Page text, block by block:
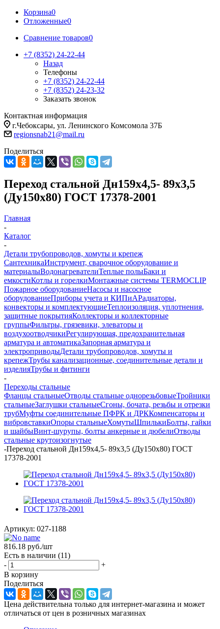
Корзина0
Отложенные0
Сравнение товаров0
+7 (8352) 24-22-44
Назад
Телефоны
+7 (8352) 24-22-44
+7 (8352) 24-23-32
Заказать звонок
Контактная информация
г.Чебоксары, ул. Ленинского Комсомола 37Б
regionsnab21@mail.ru
Поделиться
Переход стальной Дн159х4,5- 89х3,5
(Ду150х80) ГОСТ 17378-2001
Главная
-
Каталог
-
Детали трубопроводов, хомуты и крепеж
СантехникаИнструмент, сварочное оборудование и
материалыВодонагревателиТеплые полыБаки и
емкостиКотлы и горелкиМонтажные системы TERMOCLIP
Пожарное оборудованиеНасосы и насосное
оборудованиеПриборы учета и КИПиАРадиаторы,
конвекторы и комплектующиеТеплоизоляция, уплотнения,
защитные покрытияКоллекторы и коллекторные
группыФильтры, грязевики, элеваторы и
воздухоотводчикиРегулирующая, предохранительная
арматура и автоматикаЗапорная арматура и
электроприводыДетали трубопроводов, хомуты и
крепежТрубы канализационные, соединительные детали и
изделияТрубы и фитинги
-
Переходы стальные
Фланцы стальныеОтводы стальные однорезьбовыеТройники
стальныеЗаглушки стальныеСгоны, бочата, резьбы и отрезки
трубМуфты соединительные ПФРК и ДРККомпенсаторы и
вибровставкиОпоры стальныеХомутыШпилькиБолты, гайки
и шайбыВинт-шурупы, болты анкерные и дюбелиОтводы
стальные крутоизогнутые
-Переход стальной Дн159х4,5- 89х3,5 (Ду150х80) ГОСТ
17378-2001
Артикул: 027-1188
816.18 руб./шт
Есть в наличии (11)
-
+
В корзину
Поделиться
Цена действительна только для интернет-магазина и может
отличаться от цен в розничных магазинах